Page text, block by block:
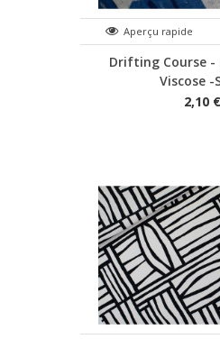
Aperçu rapide
Drifting Course -
Viscose -
2,10 €